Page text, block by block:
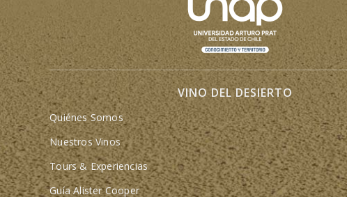
VINO DEL DESIERTO
Quiénes Somos
Nuestros Vinos
Tours & Experiencias
Guía Alister Cooper